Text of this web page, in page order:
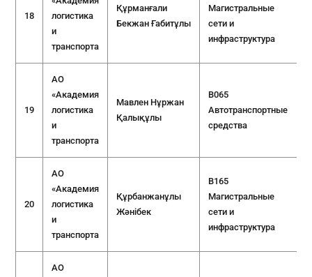
18
логистика
и
транспорта
Құрманғали
Бекжан Ғабитұлы
Магистральные
сети и
инфраструктура
19
АО
«Академия
логистика
и
транспорта
Мавлен Нұржан
Қалықұлы
B065
Автотранспортные
средства
20
АО
«Академия
логистика
и
транспорта
Құрбанжанұлы
Жәнібек
B165
Магистральные
сети и
инфраструктура
АО